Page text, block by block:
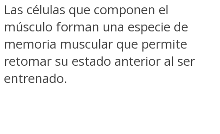
Las células que componen el
músculo forman una especie de
memoria muscular que permite
retomar su estado anterior al ser
entrenado.